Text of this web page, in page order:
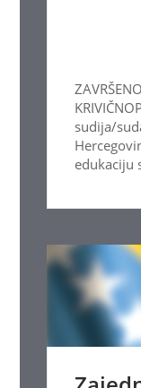
sudija/
edukaciju